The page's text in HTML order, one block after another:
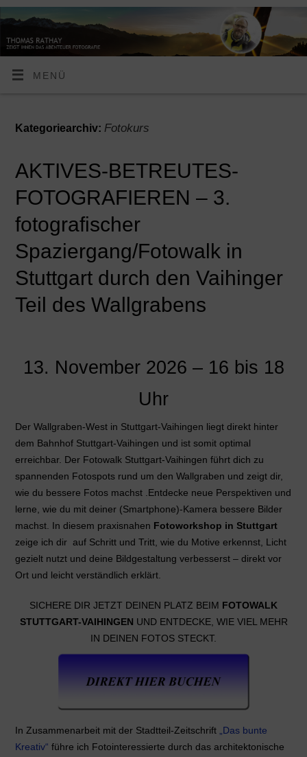
MENÜ
Kategoriearchiv: Fotokurs
AKTIVES-BETREUTES-
FOTOGRAFIEREN – 3.
fotografischer
Spaziergang/Fotowalk in
Stuttgart durch den Vaihinger
Teil des Wallgrabens
13. November 2026 – 16 bis 18
Uhr
Der Wallgraben-West in Stuttgart-Vaihingen liegt direkt hinter
dem Bahnhof Stuttgart-Vaihingen und ist somit optimal
erreichbar. Der Fotowalk Stuttgart-Vaihingen führt dich zu
spannenden Fotospots rund um den Wallgraben und zeigt dir,
wie du bessere Fotos machst .Entdecke neue Perspektiven und
lerne, wie du mit deiner (Smartphone)-Kamera bessere Bilder
machst. In diesem praxisnahen Fotoworkshop in Stuttgart
zeige ich dir auf Schritt und Tritt, wie du Motive erkennst, Licht
gezielt nutzt und deine Bildgestaltung verbesserst – direkt vor
Ort und leicht verständlich erklärt.
SICHERE DIR JETZT DEINEN PLATZ BEIM FOTOWALK
STUTTGART-VAIHINGEN UND ENTDECKE, WIE VIEL MEHR
IN DEINEN FOTOS STECKT.
In Zusammenarbeit mit der Stadtteil-Zeitschrift „Das bunte
Kreativ“ führe ich Fotointeressierte durch das architektonische